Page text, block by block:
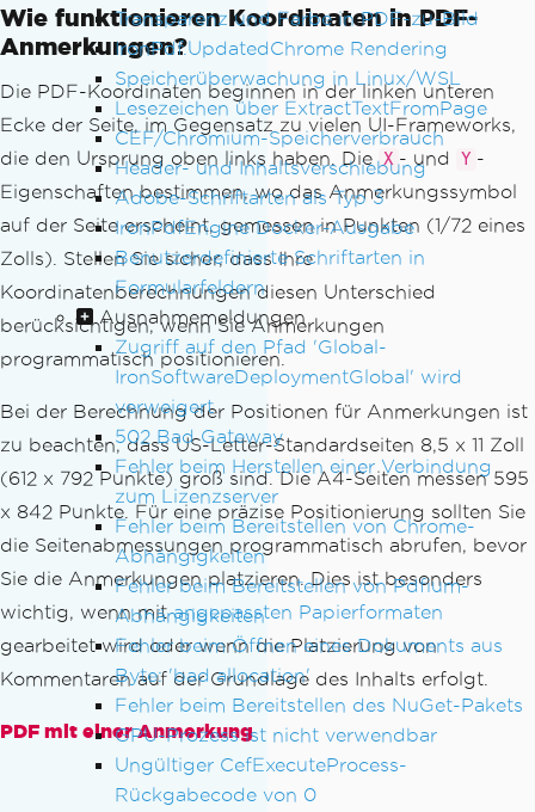
Transparenz und Farbe in PDF-zu-Bild
IronPdf.UpdatedChrome Rendering
Speicherüberwachung in Linux/WSL
Lesezeichen über ExtractTextFromPage
CEF/Chromium-Speicherverbrauch
Header- und Inhaltsverschiebung
Adobe-Schriftarten als Typ 3
IronPdfEngine Docker-Ausgabe
Benutzerdefinierte Schriftarten in
Formularfeldern
Ausnahmemeldungen
Zugriff auf den Pfad 'Global-
IronSoftwareDeploymentGlobal' wird
verweigert
502 Bad Gateway
Fehler beim Herstellen einer Verbindung
zum Lizenzserver
Fehler beim Bereitstellen von Chrome-
Abhängigkeiten
Fehler beim Bereitstellen von Pdfium-
Abhängigkeiten
Fehler beim Öffnen eines Dokuments aus
Byte: 'bad allocation'
Fehler beim Bereitstellen des NuGet-Pakets
GPU-Prozess ist nicht verwendbar
Ungültiger CefExecuteProcess-
Rückgabecode von 0
Wie funktionieren Koordinaten in PDF-
Anmerkungen?
Die PDF-Koordinaten beginnen in der linken unteren
Ecke der Seite, im Gegensatz zu vielen UI-Frameworks,
die den Ursprung oben links haben. Die X - und Y -
Eigenschaften bestimmen, wo das Anmerkungssymbol
auf der Seite erscheint, gemessen in Punkten (1/72 eines
Zolls). Stellen Sie sicher, dass Ihre
Koordinatenberechnungen diesen Unterschied
berücksichtigen, wenn Sie Anmerkungen
programmatisch positionieren.
Bei der Berechnung der Positionen für Anmerkungen ist
zu beachten, dass US-Letter-Standardseiten 8,5 x 11 Zoll
(612 x 792 Punkte) groß sind. Die A4-Seiten messen 595
x 842 Punkte. Für eine präzise Positionierung sollten Sie
die Seitenabmessungen programmatisch abrufen, bevor
Sie die Anmerkungen platzieren. Dies ist besonders
wichtig, wenn mitangepassten Papierformaten
gearbeitet wird oder wenn die Platzierung von
Kommentaren auf der Grundlage des Inhalts erfolgt.
PDF mit einer Anmerkung